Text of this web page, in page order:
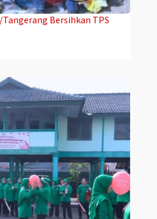
Bersihkan TPS